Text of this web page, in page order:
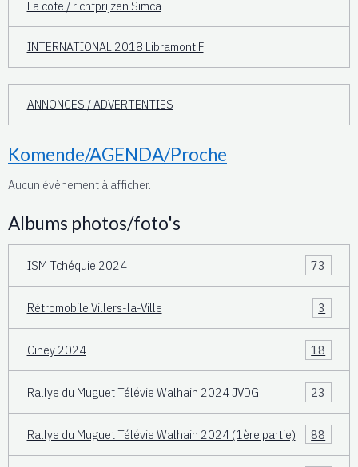
La cote / richtprijzen Simca
INTERNATIONAL 2018 Libramont F
ANNONCES / ADVERTENTIES
Komende/AGENDA/Proche
Aucun évènement à afficher.
Albums photos/foto's
ISM Tchéquie 2024 73
Rétromobile Villers-la-Ville 3
Ciney 2024 18
Rallye du Muguet Télévie Walhain 2024 JVDG 23
Rallye du Muguet Télévie Walhain 2024 (1ère partie) 88